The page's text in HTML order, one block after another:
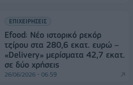
ΕΠΙΧΕΙΡΗΣΕΙΣ
Efood: Νέο ιστορικό ρεκόρ
τζίρου στα 280,6 εκατ. ευρώ –
«Delivery» μερίσματα 42,7 εκατ.
σε δύο χρήσεις
26/06/2026 - 06:59